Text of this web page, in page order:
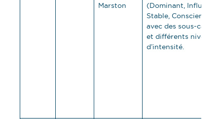
Marston
(Dominant, Influent,
Stable,
avec des sous-
et différents niveaux
d’intensité.